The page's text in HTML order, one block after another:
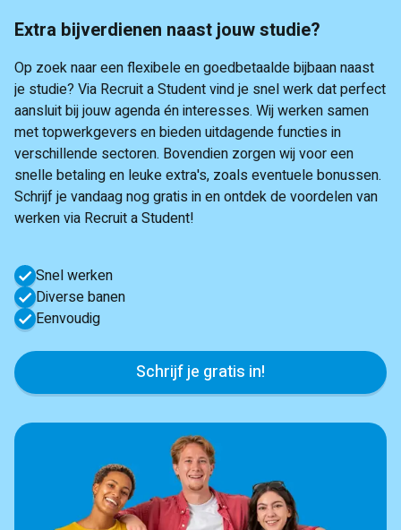
Extra bijverdienen naast jouw studie?
Op zoek naar een flexibele en goedbetaalde bijbaan naast
je studie? Via Recruit a Student vind je snel werk dat perfect
aansluit bij jouw agenda én interesses. Wij werken samen
met topwerkgevers en bieden uitdagende functies in
verschillende sectoren. Bovendien zorgen wij voor een
snelle betaling en leuke extra's, zoals eventuele bonussen.
Schrijf je vandaag nog gratis in en ontdek de voordelen van
werken via Recruit a Student!
Snel werken
Diverse banen
Eenvoudig
Schrijf je gratis in!